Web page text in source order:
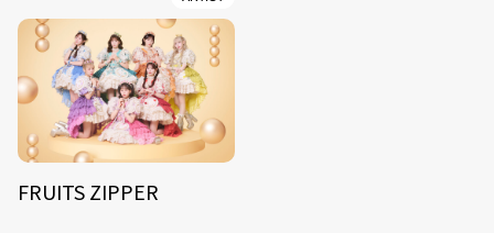
FRUITS ZIPPER